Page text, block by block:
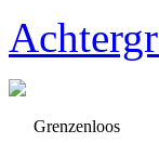
Grenzenloos